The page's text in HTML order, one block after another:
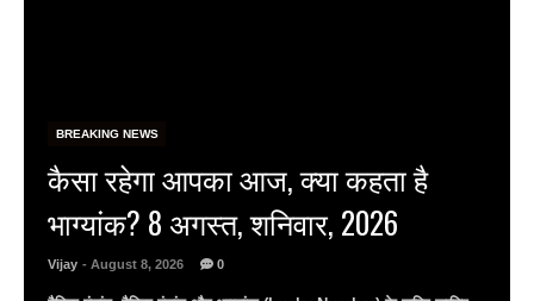
राष्ट्रीय हथकरघा दिवस पर जयपुर के
जेकेके में राज्य स्तरीय समारोह, बुनकर
राज्यस्तरीय पुरस्कार से सम्मानित…
Vijay - August 8, 2026